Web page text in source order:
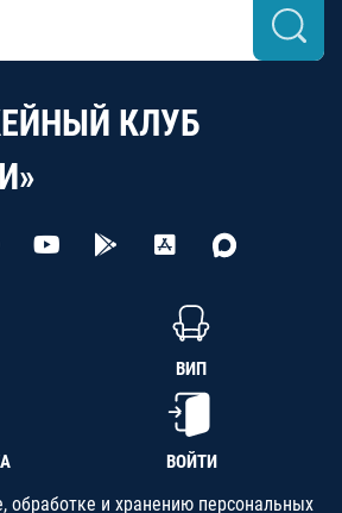
КЛУБ
ВИП
ВОЙТИ
обработке и хранению персональных